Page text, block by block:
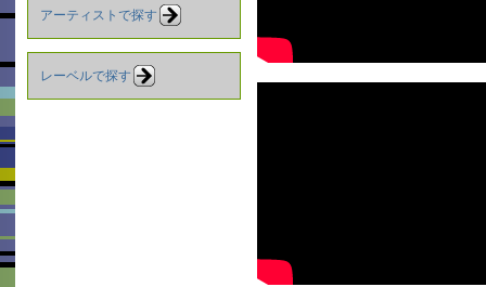
アーティストで探す
レーベルで探す